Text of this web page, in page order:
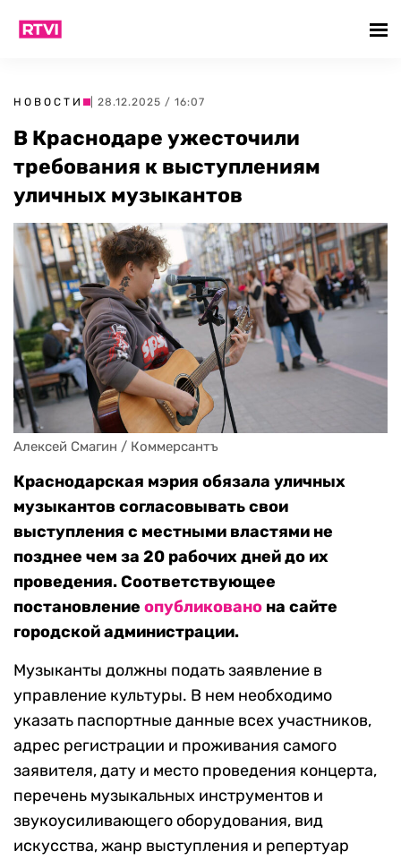
НОВОСТИ | 28.12.2025 / 16:07
В Краснодаре ужесточили
требования к выступлениям
уличных музыкантов
Алексей Смагин / Коммерсантъ
Краснодарская мэрия обязала уличных
музыкантов согласовывать свои
выступления с местными властями не
позднее чем за 20 рабочих дней до их
проведения. Соответствующее
постановление опубликовано на сайте
городской администрации.
Музыканты должны подать заявление в
управление культуры. В нем необходимо
указать паспортные данные всех участников,
адрес регистрации и проживания самого
заявителя, дату и место проведения концерта,
перечень музыкальных инструментов и
звукоусиливающего оборудования, вид
искусства, жанр выступления и репертуар